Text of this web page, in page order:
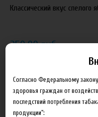
Классический вкус спелого
250.00 руб
Добавить в сравнение
Согласно Федеральному
здоровья граждан от
последствий потребления
продукции":